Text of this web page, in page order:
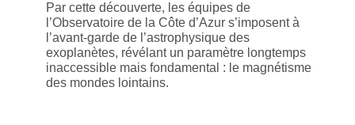
Par cette découverte, les équipes de
l’Observatoire de la Côte d’Azur s’imposent à
l’avant-garde de l’astrophysique des
exoplanètes, révélant un paramètre longtemps
inaccessible mais fondamental : le magnétisme
des mondes lointains.